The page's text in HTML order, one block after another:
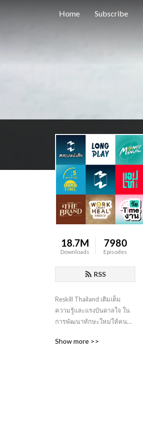
Home Subscribe
18.7M
Downloads
7980
Episodes
RSS
Reskill Thailand เติมเต็ม
ความรู้และแรงบันดาลใจ ใน
การพัฒนาทักษะใหม่ให้คน
เปลี่ยนแปลงของโลก by
Show more >>